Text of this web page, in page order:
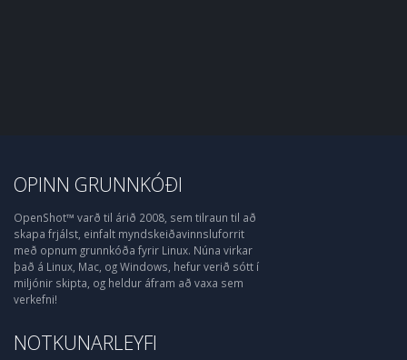
OPINN GRUNNKÓÐI
OpenShot™ varð til árið 2008, sem tilraun til að
skapa frjálst, einfalt myndskeiðavinnsluforrit
með opnum grunnkóða fyrir Linux. Núna virkar
það á Linux, Mac, og Windows, hefur verið sótt í
miljónir skipta, og heldur áfram að vaxa sem
verkefni!
NOTKUNARLEYFI